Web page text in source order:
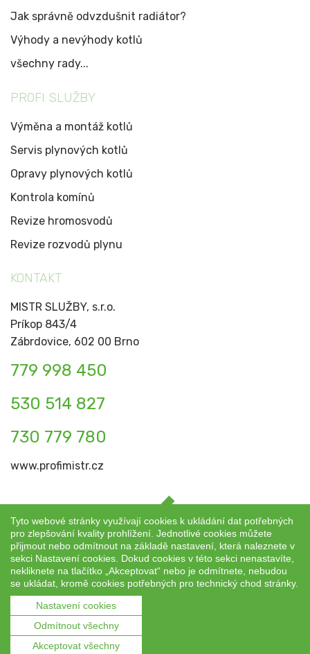
Tyto webové stránky využívají cookies k ukládání dat potřebných
pro zlepšování kvality prohlížení. Jednotlivé cookies můžete
přijmout nebo odmítnout na základě nastavení, která naleznete v
sekci Nastavení cookies. Dokud cookies v této sekci nenastavíte,
nekliknete na tlačítko „Akceptovat“ nebo je odmítnete, nebudou
se ukládat, kromě cookies potřebných pro technický chod stránky.
Nastavení cookies
Odmítnout všechny
Akceptovat všechny
Jak správně odvzdušnit radiátor?
Výhody a nevýhody kotlů
všechny rady...
PROFI SLUŽBY
Výměna a montáž kotlů
Servis plynových kotlů
Opravy plynových kotlů
Kontrola komínů
Revize hromosvodů
Revize rozvodů plynu
KONTAKT
MISTR SLUŽBY, s.r.o.
Príkop 843/4
Zábrdovice, 602 00 Brno
779 998 450
530 514 827
730 779 780
www.profimistr.cz
Copyright © 2026MISTR SLUŽBY, s.r.o. Všechna práva
vyhrazena.
Stránky podporuje redakční systém ACTIVEWEB
společnosti
Obchodní podmínky